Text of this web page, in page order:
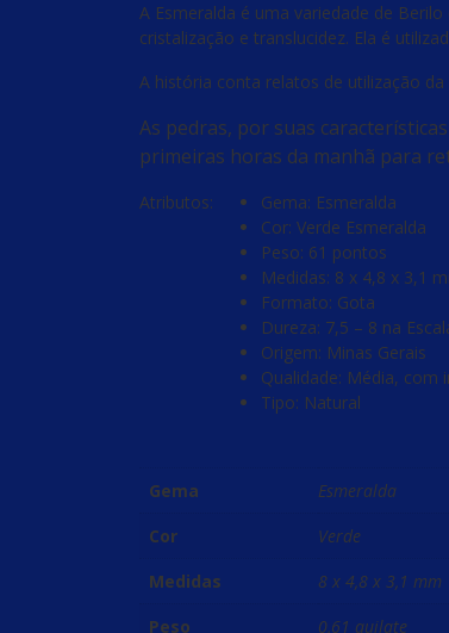
A Esmeralda é uma variedade de
cristalização e translucidez. Ela é
A história conta relatos de utilização
As pedras, por suas
primeiras horas da manhã para
Atributos:
Gema: Esmeralda
Cor: Verde Esmeralda
Peso: 61 pontos
Medidas: 8 x 4,8 x 3,1
Formato: Gota
Dureza: 7,5 – 8 na
Origem: Minas Gerais
Qualidade: Média, com
Tipo: Natural
Gema
Esmeralda
Cor
Verde
Medidas
8 x 4,8 x 3,1 mm
Peso
0,61 quilate